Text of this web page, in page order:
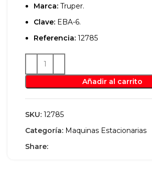
Marca: Truper.
Clave: EBA-6.
Referencia: 12785
Añadir al carrito
SKU: 12785
Categoría: Maquinas Estacionarias
Share: